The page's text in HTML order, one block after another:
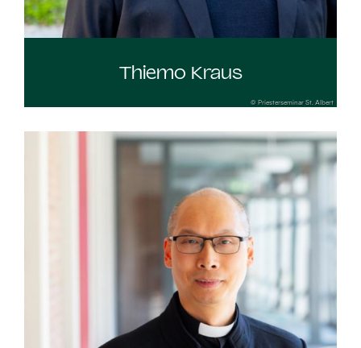
Thiemo Kraus
© Priesterseminar St. Albert